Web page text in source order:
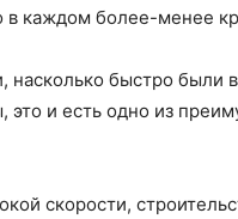
в каждом более-менее
насколько быстро были
это и есть одно из
скорости,